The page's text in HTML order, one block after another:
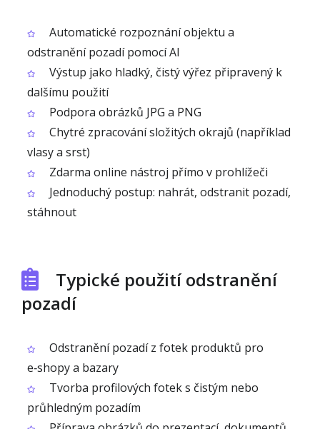
Automatické rozpoznání objektu a
odstranění pozadí pomocí AI
Výstup jako hladký, čistý výřez připravený k
dalšímu použití
Podpora obrázků JPG a PNG
Chytré zpracování složitých okrajů (například
vlasy a srst)
Zdarma online nástroj přímo v prohlížeči
Jednoduchý postup: nahrát, odstranit pozadí,
stáhnout
Typické použití odstranění
pozadí
Odstranění pozadí z fotek produktů pro
e‑shopy a bazary
Tvorba profilových fotek s čistým nebo
průhledným pozadím